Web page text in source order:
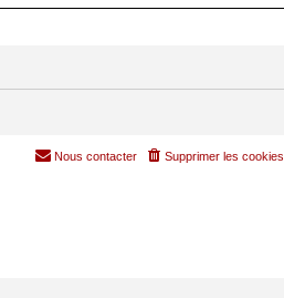
Supprimer les cookies
Nous contacter